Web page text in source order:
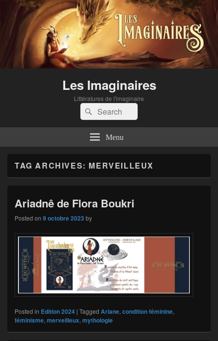
Les Imaginaires
Littératures de l'imaginaire
Search
for:
Search
Menu
TAG ARCHIVES: MERVEILLEUX
Ariadnê de Flora Boukri
Posted on 9 octobre 2023 by
Posted in Edition 2024 | Tagged Ariane, condition féminine,
féminisme, merveilleux, mythologie